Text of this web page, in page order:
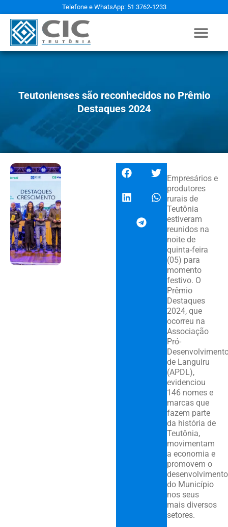
Telefone e WhatsApp: 51 3762-1233
Teutonienses são reconhecidos no Prêmio
Destaques 2024
Empresários e
produtores
rurais de
Teutônia
estiveram
reunidos na
noite de
quinta-feira
(05) para
momento
festivo. O
Prêmio
Destaques
2024, que
ocorreu na
Associação
Pró-
de Languiru
(APDL),
evidenciou
146 nomes e
marcas que
fazem parte
da história de
Teutônia,
movimentam
a economia e
promovem o
desenvolvimento
do Município
nos seus
mais diversos
setores.